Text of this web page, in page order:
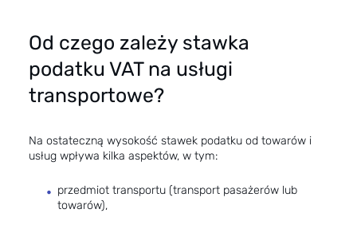
Od czego zależy stawka
podatku VAT na usługi
transportowe?
Na ostateczną wysokość stawek podatku od towarów i
usług wpływa kilka aspektów, w tym:
przedmiot transportu (transport pasażerów lub
towarów),